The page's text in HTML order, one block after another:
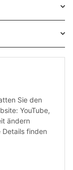
Sie den
YouTube,
ändern
finden